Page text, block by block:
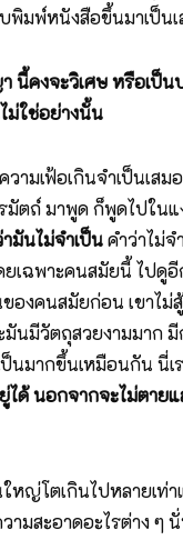
พิมพ์หนังสือขึ้นมาเป็น
นี้คงจะวิเศษ หรือเป็
ม่ใช่อย่างนั้น
ามเฟ้อเกินจำเป็นเสม
ถ์ มาพูด ก็พูดไปในแ
มันไม่จำเป็นคำว่าไม่จ
เฉพาะคนสมัยนี้ ไปดู
องคนสมัยก่อน เขาไม่
มันมีวัตถุสวยงามมาก
นมากขึ้นเหมือนกัน นี่เ
ได้ นอกจากจะไม่ตาย
หญ่โตเกินไปหลายเท่า
ามสะอาดอะไรต่าง ๆ